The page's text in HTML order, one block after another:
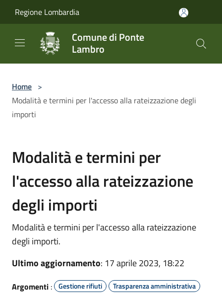
Regione Lombardia
Comune di Ponte
Lambro
Home >
Modalità e termini per l'accesso alla rateizzazione degli
importi
Modalità e termini per
l'accesso alla rateizzazione
degli importi
Modalità e termini per l'accesso alla rateizzazione
degli importi.
Ultimo aggiornamento: 17 aprile 2023, 18:22
Argomenti : Gestione rifiuti Trasparenza amministrativa